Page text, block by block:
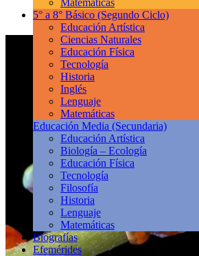
Matemáticas
5° a 8° Básico (Segundo Ciclo)
Educación Artística
Ciencias Naturales
Educación Física
Tecnología
Historia
Inglés
Lenguaje
Matemáticas
Educación Media (Secundaria)
Educación Artística
Biología – Ecología
Educación Física
Tecnología
Filosofía
Historia
Lenguaje
Matemáticas
Biografías
Efemérides